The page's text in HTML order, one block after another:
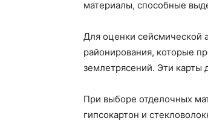
материалы, способные
Для оценки сейсмической
районирования, которые
землетрясений. Эти карты
При выборе отделочных
гипсокартон и